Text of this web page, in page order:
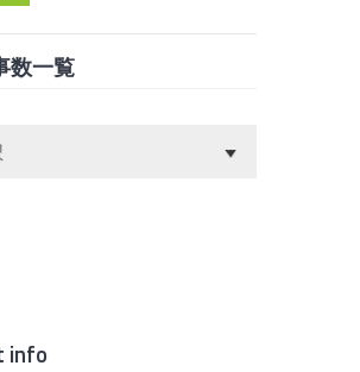
数一覧
info